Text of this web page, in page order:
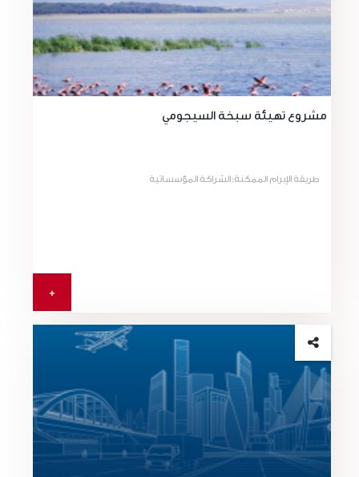
مشروع تهيئة سبخة السيجومي
طريقة الإبرام الممكنة:الشراكة المؤسساتية
+